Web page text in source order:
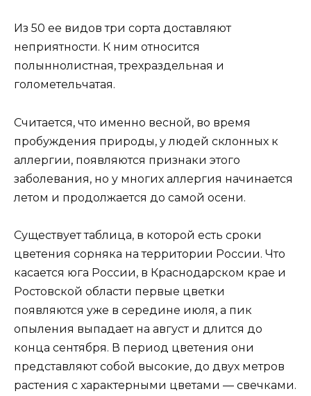
Из 50 ее видов три сорта доставляют
неприятности. К ним относится
полыннолистная, трехраздельная и
голометельчатая.
Считается, что именно весной, во время
пробуждения природы, у людей склонных к
аллергии, появляются признаки этого
заболевания, но у многих аллергия начинается
летом и продолжается до самой осени.
Существует таблица, в которой есть сроки
цветения сорняка на территории России. Что
касается юга России, в Краснодарском крае и
Ростовской области первые цветки
появляются уже в середине июля, а пик
опыления выпадает на август и длится до
конца сентября. В период цветения они
представляют собой высокие, до двух метров
растения с характерными цветами — свечками.